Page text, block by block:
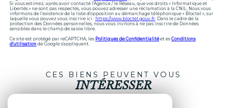
Si vous estimez, après avoir contacté l'Agence / le Réseau, que vos droits « Informatique et
Libertés » ne sont pas respectés, vous pouvez adresser une réclamation à la CNIL. Nous vous
informons de l’existence de la liste d'opposition au démarchage téléphonique « Bloctel », sur
laquelle vous pouvez vous inscrire ici : https://www.bloctel.gouv.fr . Dans le cadre de la
protection des Données personnelles, nous vous invitons à ne pas inscrire de Données
sensibles dans le champ de saisie libre.
Ce site est protégé par reCAPTCHA, les Politiques de Confidentialité et es Conditions
d'utilisation de Google s'appliquent.
CES BIENS PEUVENT VOUS
INTÉRESSER